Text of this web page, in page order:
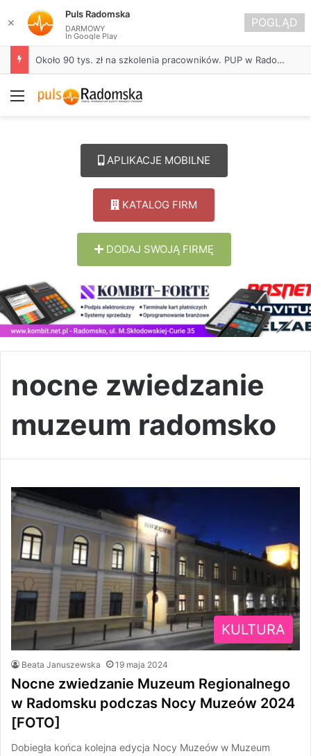
Około 90 tys. zł na szkolenia pracowników. PUP w Radomsku ogłasza nabór wniosków
Menu
APLIKACJE MOBILNE
KATALOG FIRM
DODAJ SWOJĄ FIRMĘ
nocne zwiedzanie
muzeum radomsko
KULTURA
Beata Januszewska 19 maja 2024
Nocne zwiedzanie Muzeum Regionalnego
w Radomsku podczas Nocy Muzeów 2024
[FOTO]
Dobiegła końca kolejna edycja Nocy Muzeów w Muzeum
✕
Puls Radomska
DARMOWY
In Google Play
POGLĄD